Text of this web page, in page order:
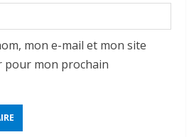
mon e-mail et mon site
pour mon prochain